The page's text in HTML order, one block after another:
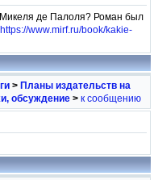
де Палоля? Роман был
https://www.mirf.ru/book/kakie-
> Планы издательств на
обсуждение > к сообщению